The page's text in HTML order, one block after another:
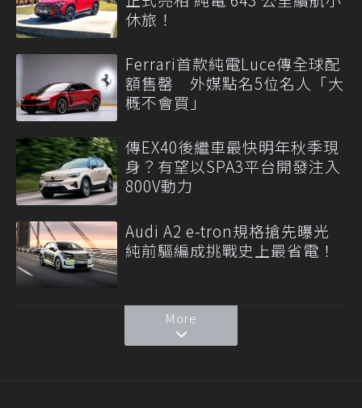
休旅！
Ferrari首款純電Luce傳全球配
額售罄 外媒點名5位名人「大
概不會買」
傳EX40後繼車最快明年秋季現
身？有望以SPA3平台開發注入
800V動力
Audi A2 e-tron規格搶先曝光
純前驅編成挑戰史上最省電！
More